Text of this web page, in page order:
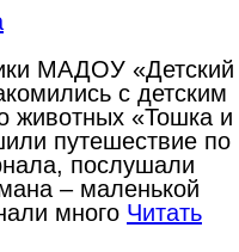
МАДОУ «Детский
с детским
животных «Тошка и
путешествие по
послушали
– маленькой
много Читать